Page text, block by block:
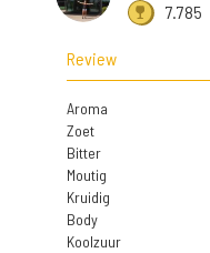
7.785
Review
Aroma
Zoet
Bitter
Moutig
Kruidig
Body
Koolzuur